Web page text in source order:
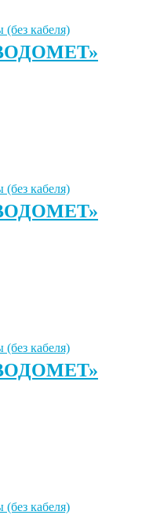
кабеля)
кабеля)
кабеля)
кабеля)